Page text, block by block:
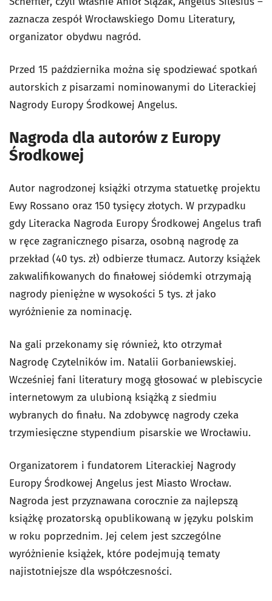
zaznacza zespół Wrocławskiego Domu Literatury,
organizator obydwu nagród.
Przed 15 października można się spodziewać spotkań
autorskich z pisarzami nominowanymi do Literackiej
Nagrody Europy Środkowej Angelus.
Nagroda dla autorów z Europy
Środkowej
Autor nagrodzonej książki otrzyma statuetkę projektu
Ewy Rossano oraz 150 tysięcy złotych. W przypadku
gdy Literacka Nagroda Europy Środkowej Angelus trafi
w ręce zagranicznego pisarza, osobną nagrodę za
przekład (40 tys. zł) odbierze tłumacz. Autorzy książek
zakwalifikowanych do finałowej siódemki otrzymają
nagrody pieniężne w wysokości 5 tys. zł jako
wyróżnienie za nominację.
Na gali przekonamy się również, kto otrzymał
Nagrodę Czytelników im. Natalii Gorbaniewskiej.
Wcześniej fani literatury mogą głosować w plebiscycie
internetowym za ulubioną książką z siedmiu
wybranych do finału. Na zdobywcę nagrody czeka
trzymiesięczne stypendium pisarskie we Wrocławiu.
Organizatorem i fundatorem Literackiej Nagrody
Europy Środkowej Angelus jest Miasto Wrocław.
Nagroda jest przyznawana corocznie za najlepszą
książkę prozatorską opublikowaną w języku polskim
w roku poprzednim. Jej celem jest szczególne
wyróżnienie książek, które podejmują tematy
najistotniejsze dla współczesności.